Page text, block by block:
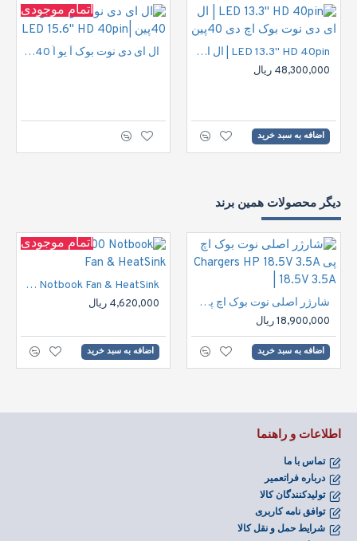
LED 13.3" HD 40pin | ال ای دی نوت بوک اچ دی 40پین
48,300,000 ریال
اضافه به سبد خرید
اتمام موجودی
ال ای دی نوت بوک آ یو اُ 40پین |LED 15.6" HD 40pin
دیگر محصولات همین برند
شارژر اصلی نوت بوک اچ پی Chargers HP 18.5V 3.5A | 18.5V 3.5A
18,900,000 ریال
اضافه به سبد خرید
اتمام موجودی
HP DV6000 Notbook Fan & HeatSink
4,620,000 ریال
اضافه به سبد خرید
اطلاعات و راهنما
تماس با ما
درباره فراتعمیر
تولیدکنندگان کالا
توافق نامه کاربری
شرایط حمل و نقل کالا